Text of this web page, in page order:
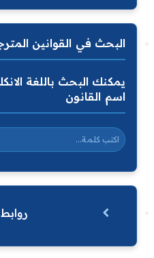
البحث في القوانين
يمكنك البحث باللغة
اسم القانون